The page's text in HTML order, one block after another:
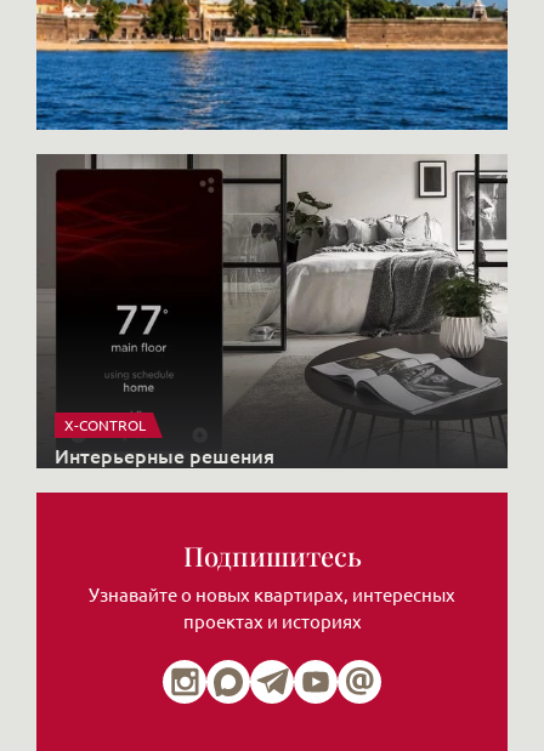
X-CONTROL
Интерьерные решения
Подпишитесь
Узнавайте о новых квартирах, интересных
проектах и историях